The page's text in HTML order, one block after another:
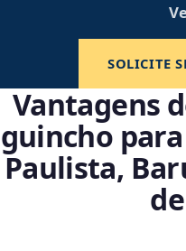
SOLICITE
Vantagens
guincho
Paulista,